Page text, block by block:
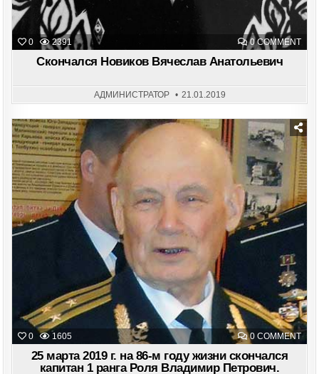
0 2391 0 COMMENTON
Скончался Новиков Вячеслав Анатольевич
АДМИНИСТРАТОР 21.01.2019
0 1605 0 COMMENTON
25
25 марта 2019 г. на 86-м году жизни скончался
капитан 1 ранга Роля Владимир Петрович.